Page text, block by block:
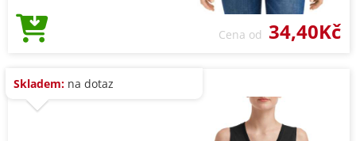
Cena od 34,40Kč
Skladem: na dotaz